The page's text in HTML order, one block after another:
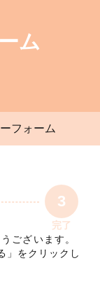
ム
フォーム
3
完了
ございます。
」をクリックし